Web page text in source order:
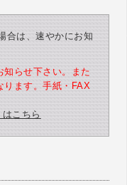
合は、速やかにお知
らせ下さい。また
ります。手紙・FAX
こちら